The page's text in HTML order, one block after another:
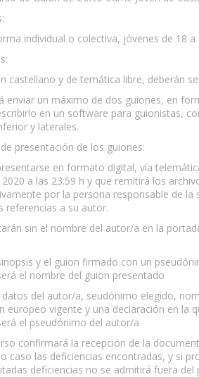
individual o colectiva, jóvenes de 18
castellano y de temática libre, deberán
enviar un máximo de dos guiones, en
en un software para guionistas,
y laterales.
presentación de los guiones:
en formato digital, vía
a las 23:59 h y que remitirá los
por la persona responsable de
referencias a su autor.
sin el nombre del autor/a en la
y el guion firmado con un
el nombre del guion presentado
datos del autor/a, seudónimo elegido,
europeo vigente y una declaración en la
el pseudónimo del autor/a
confirmará la recepción de la
caso las deficiencias encontradas, y si
deficiencias no se admitirá fuera del